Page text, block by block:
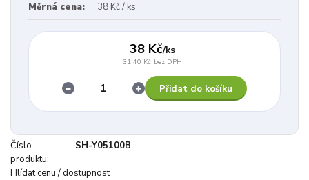
Měrná cena:
38 Kč / ks
38 Kč/ks
31,40 Kč bez DPH
Přidat do košíku
Číslo
produktu:
SH-Y05100B
Hlídat cenu / dostupnost